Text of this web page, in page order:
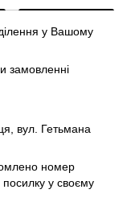
у Вашому
замовленні
вул. Гетьмана
номер
у своєму